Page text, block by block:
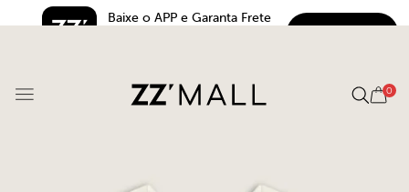
Baixe o APP e Garanta Frete
0